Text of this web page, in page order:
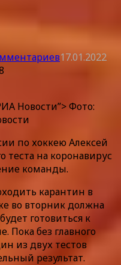
17.01.2022
Новости”> Фото:
по хоккею Алексей
теста на коронавирус
команды.
карантин в
во вторник должна
готовиться к
без главного
из двух тестов
результат.